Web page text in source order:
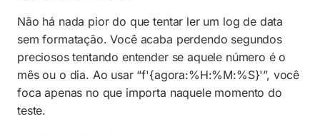
Não há nada pior do que tentar ler um log de data
sem formatação. Você acaba perdendo segundos
preciosos tentando entender se aquele número é o
mês ou o dia. Ao usar “f'{agora:%H:%M:%S}'”, você
foca apenas no que importa naquele momento do
teste.